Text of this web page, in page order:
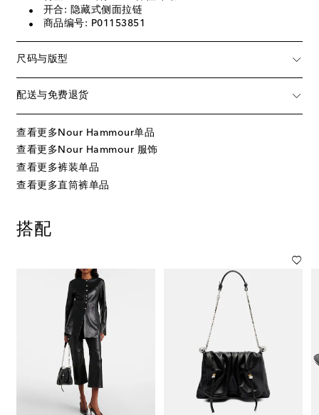
开合: 隐藏式侧面拉链
商品编号: P01153851
尺码与版型
配送与免费退货
查看更多Nour Hammour单品
查看更多Nour Hammour 服饰
查看更多裤装单品
查看更多直筒裤单品
搭配